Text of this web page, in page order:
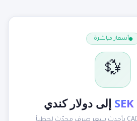
أسعار مباشرة
💱
SEK إلى دولار كندي